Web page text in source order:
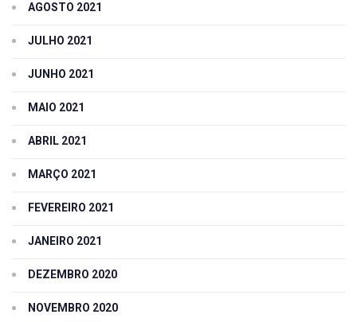
AGOSTO 2021
JULHO 2021
JUNHO 2021
MAIO 2021
ABRIL 2021
MARÇO 2021
FEVEREIRO 2021
JANEIRO 2021
DEZEMBRO 2020
NOVEMBRO 2020